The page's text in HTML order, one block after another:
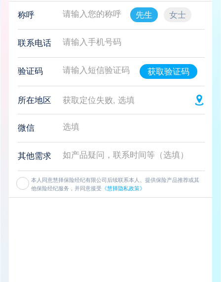
先生 女士
称呼
联系电话
验证码 获取验证码
所在地区 获取定位失败, 选填
微信
其他需求
本人同意慧择保险经纪有限公司后续联系本人、提供保险产品推荐或其
他保险经纪服务，并同意接受 《慧择隐私政策》